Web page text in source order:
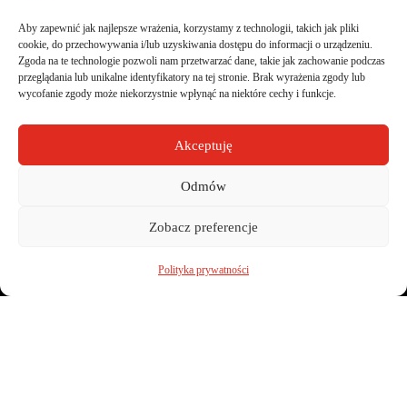
Aby zapewnić jak najlepsze wrażenia, korzystamy z technologii, takich jak pliki
cookie, do przechowywania i/lub uzyskiwania dostępu do informacji o urządzeniu.
Zgoda na te technologie pozwoli nam przetwarzać dane, takie jak zachowanie podczas
przeglądania lub unikalne identyfikatory na tej stronie. Brak wyrażenia zgody lub
wycofanie zgody może niekorzystnie wpłynąć na niektóre cechy i funkcje.
Akceptuję
Odmów
Zobacz preferencje
Polityka prywatności
Lion Security
Design byCIK - Jarosław Gumkowski
Copyright © 2026. All Rights Reserved.